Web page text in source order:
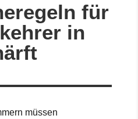
für
in
müssen